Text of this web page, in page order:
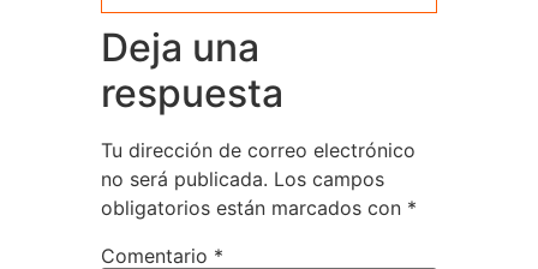
Deja una
respuesta
Tu dirección de correo electrónico
no será publicada. Los campos
obligatorios están marcados con *
Comentario *